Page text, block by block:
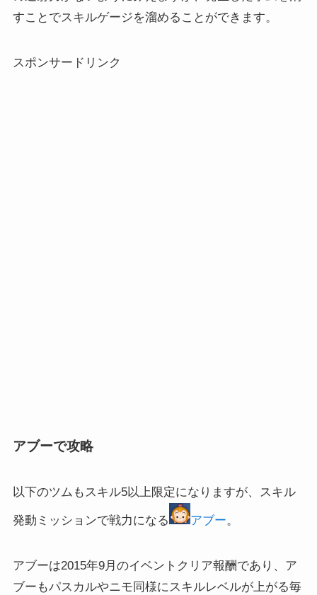
すことでスキルゲージを溜めることができます。
スポンサードリンク
アブーで攻略
以下のツムもスキル5以上限定になりますが、スキル
発動ミッションで戦力になる アブー。
アブーは2015年9月のイベントクリア報酬であり、ア
ブーもパスカルやニモ同様にスキルレベルが上がる毎